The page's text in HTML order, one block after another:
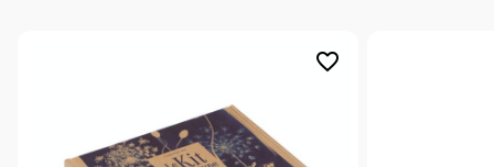
favorite_border